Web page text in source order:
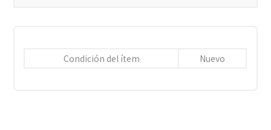
Condición del ítem Nuevo